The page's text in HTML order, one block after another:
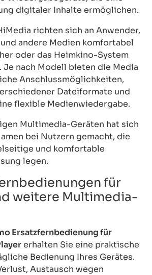
digitaler Inhalte ermöglichen.
richten sich an Anwender,
andere Medien komfortabel
oder das Heimkino-System
Je nach Modell bieten die Media
Anschlussmöglichkeiten,
Dateiformate und
flexible Medienwiedergabe.
Multimedia-Geräten hat sich
bei Nutzern gemacht, die
und komfortable
legen.
für
weitere Multimedia-
Ersatzfernbedienung für
erhalten Sie eine praktische
Bedienung Ihres Gerätes.
Austausch wegen